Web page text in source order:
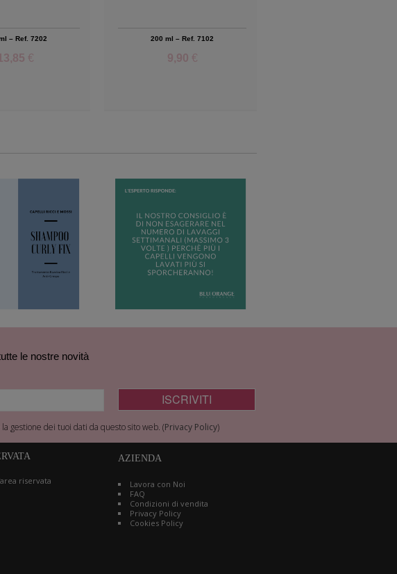
– Ref. 7202
€
200 ml – Ref. 7102
9,90 €
le nostre novità
gestione dei tuoi dati da questo sito web. (Privacy Policy)
riservata
AZIENDA
Lavora con Noi
FAQ
Condizioni di vendita
Privacy Policy
Cookies Policy